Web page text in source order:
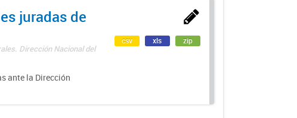
juradas de
Dirección Nacional del
ante la Dirección
csv xls zip